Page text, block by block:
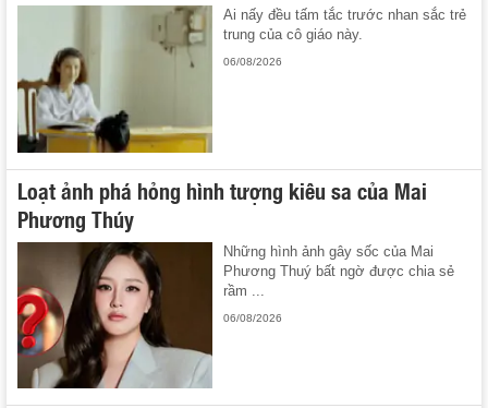
Ai nấy đều tấm tắc trước nhan sắc trẻ
trung của cô giáo này.
06/08/2026
Loạt ảnh phá hỏng hình tượng kiêu sa của Mai
Phương Thúy
Những hình ảnh gây sốc của Mai
Phương Thuý bất ngờ được chia sẻ
rầm ...
06/08/2026